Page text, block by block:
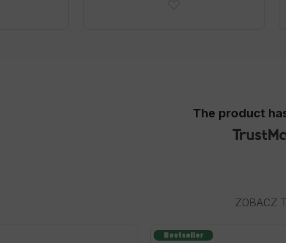
The product
ZOBACZ
Bestseller